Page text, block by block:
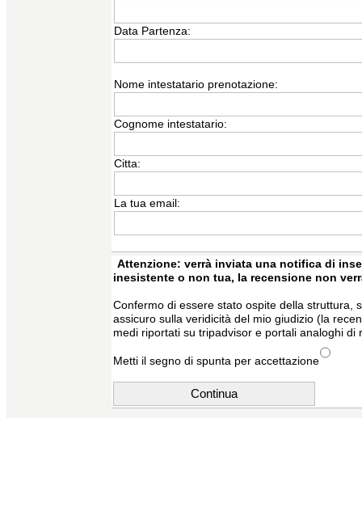
Data Partenza:
Nome intestatario prenotazione:
Cognome intestatario:
Citta:
La tua email:
Attenzione: verrà inviata una notifica di
inesistente o non tua, la recensione non
Confermo di essere stato ospite della struttura,
assicuro sulla veridicità del mio giudizio (la
medi riportati su tripadvisor e portali analoghi di
Metti il segno di spunta per accettazione